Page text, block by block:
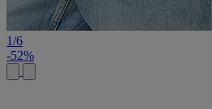
1/6
-52%